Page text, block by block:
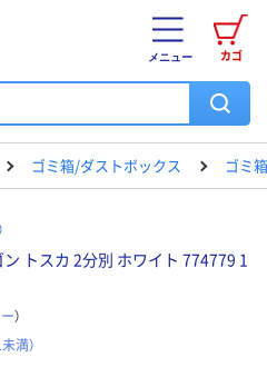
カゴ
メニュー
ゴミ箱/ダストボックス ゴミ
トスカ 2分別 ホワイト 774779 1
）
満）